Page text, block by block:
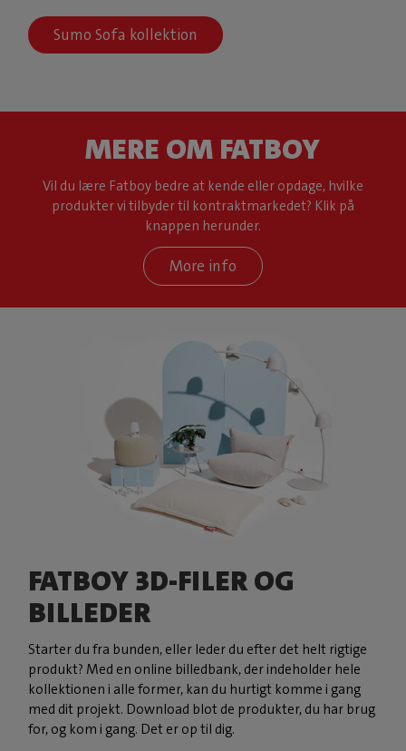
Sumo Sofa kollektion
MERE OM FATBOY
Vil du lære Fatboy bedre at kende eller opdage, hvilke
produkter vi tilbyder til kontraktmarkedet? Klik på
knappen herunder.
More info
FATBOY 3D-FILER OG
BILLEDER
Starter du fra bunden, eller leder du efter det helt rigtige
produkt? Med en online billedbank, der indeholder hele
kollektionen i alle former, kan du hurtigt komme i gang
med dit projekt. Download blot de produkter, du har brug
for, og kom i gang. Det er op til dig.